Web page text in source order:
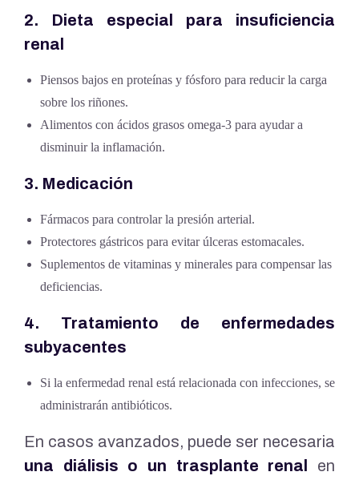
2. Dieta especial para insuficiencia
renal
Piensos bajos en proteínas y fósforo para reducir la carga
sobre los riñones.
Alimentos con ácidos grasos omega-3 para ayudar a
disminuir la inflamación.
3. Medicación
Fármacos para controlar la presión arterial.
Protectores gástricos para evitar úlceras estomacales.
Suplementos de vitaminas y minerales para compensar las
deficiencias.
4. Tratamiento de enfermedades
subyacentes
Si la enfermedad renal está relacionada con infecciones, se
administrarán antibióticos.
En casos avanzados, puede ser necesaria
una diálisis o un trasplante renal
en